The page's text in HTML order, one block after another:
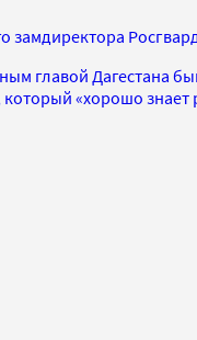
замдиректора
главой Дагестана
«хорошо знает